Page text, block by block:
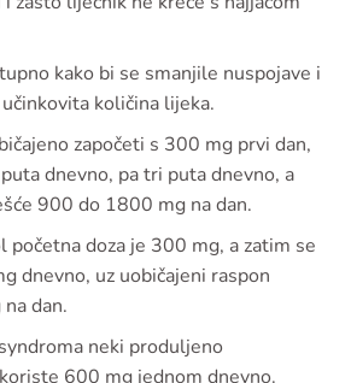
kako bi se smanjile nuspojave i
količina lijeka.
započeti s 300 mg prvi dan,
dnevno, pa tri puta dnevno, a
900 do 1800 mg na dan.
početna doza je 300 mg, a zatim se
dnevno, uz uobičajeni raspon
dan.
neki produljeno
600 mg jednom dnevno.